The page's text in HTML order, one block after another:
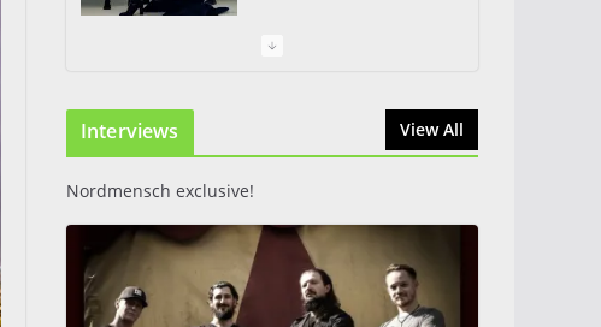
I Prevail – Violent
Interviews View All
Nordmensch exclusive!